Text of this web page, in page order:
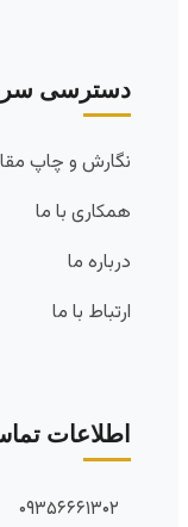
دسترسی
نگارش و چاپ
همکاری با ما
درباره ما
ارتباط با ما
اطلاعات
۰۹۳۵۶۶۶۱۳۰۲